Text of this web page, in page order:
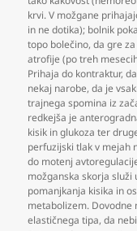
krvi. V možgane
in ne dotika); bolnik
topo bolečino,da gre
atrofije (po treh
Prihaja do kontraktur,
nekaj narobe,da je
trajnega spomina iz
redkejša je
kisik in glukoza ter
perfuzijski tlak v mejah
do motenj
možganska skorja služi
pomanjkanja kisika in
metabolizem.
elastičnega tipa,da